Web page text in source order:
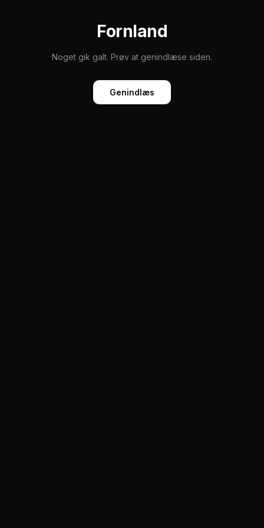
Fornland
Noget gik galt. Prøv at genindlæse siden.
Genindlæs